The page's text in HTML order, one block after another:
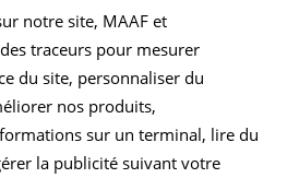
- 2010)
d'un véhicule
deux véhicules
notre site, MAAF et
traceurs pour mesurer
du site, personnaliser du
nos produits,
sur un terminal, lire du
la publicité suivant votre